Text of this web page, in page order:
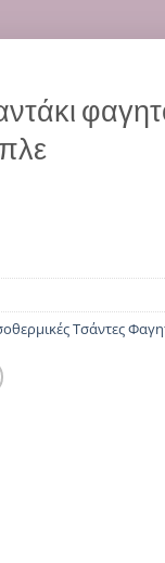
Τσάντες